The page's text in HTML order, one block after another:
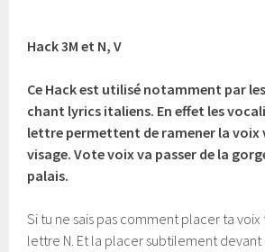
Hack 3M et N, V
Ce Hack est utilisé notamment par
chant lyrics italiens. En effet les
lettre permettent de ramener la voix
visage. Vote voix va passer de la
palais.
Si tu ne sais pas comment placer ta
lettre N. Et la placer subtilement